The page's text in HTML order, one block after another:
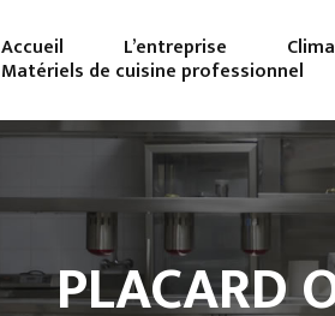
Accueil L’entreprise
Particuliers
Professionnels
Matériels de cuisine professionnel
PLACARD